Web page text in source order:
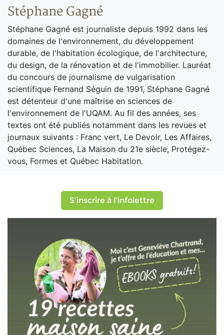
Stéphane Gagné
Stéphane Gagné est journaliste depuis 1992 dans les
domaines de l'environnement, du développement
durable, de l'habitation écologique, de l'architecture,
du design, de la rénovation et de l'immobilier. Lauréat
du concours de journalisme de vulgarisation
scientifique Fernand Séguin de 1991, Stéphane Gagné
est détenteur d'une maîtrise en sciences de
l'environnement de l'UQAM. Au fil des années, ses
textes ont été publiés notamment dans les revues et
journaux suivants : Franc vert, Le Devoir, Les Affaires,
Québec Sciences, La Maison du 21e siècle, Protégez-
vous, Formes et Québec Habitation.
S'inscrire à l'infolettre